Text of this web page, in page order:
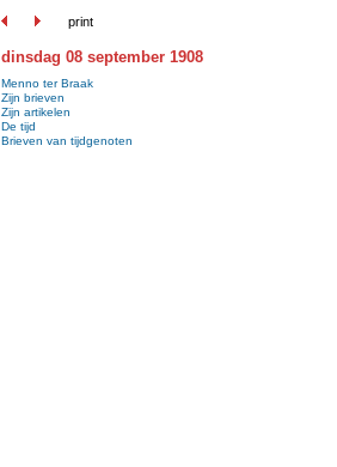
print
dinsdag 08 september 1908
Menno ter Braak
Zijn brieven
Zijn artikelen
De tijd
Brieven van tijdgenoten